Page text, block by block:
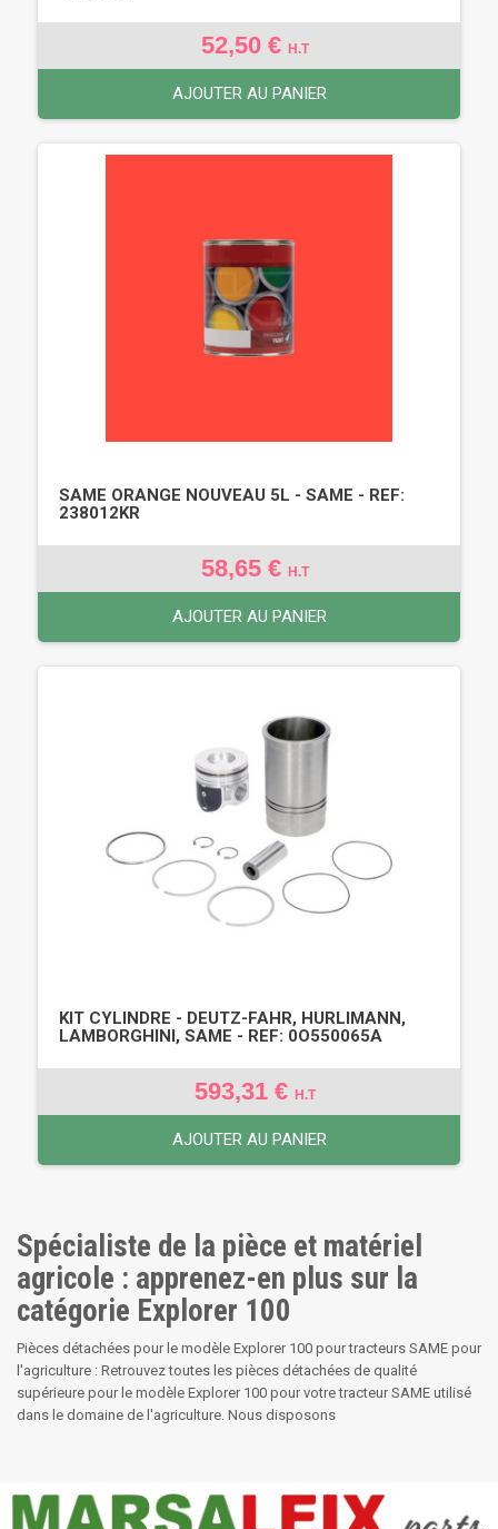
52,50 € H.T
AJOUTER AU PANIER
SAME ORANGE NOUVEAU 5L - SAME - REF:
238012KR
58,65 € H.T
AJOUTER AU PANIER
KIT CYLINDRE - DEUTZ-FAHR, HURLIMANN,
LAMBORGHINI, SAME - REF: 0O550065A
593,31 € H.T
AJOUTER AU PANIER
Spécialiste de la pièce et matériel
agricole : apprenez-en plus sur la
catégorie Explorer 100
Pièces détachées pour le modèle Explorer 100 pour tracteurs SAME pour
l'agriculture : Retrouvez toutes les pièces détachées de qualité
supérieure pour le modèle Explorer 100 pour votre tracteur SAME utilisé
dans le domaine de l'agriculture. Nous disposons